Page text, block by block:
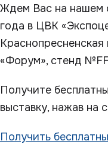
Ждем Вас на нашем
года в ЦВК
Краснопресненская
«Форум», стенд
Получите
выставку, нажав на
Получить